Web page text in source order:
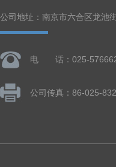
公司地址：南京市六合区龙池
电 话：025-
公司传真：86-025-